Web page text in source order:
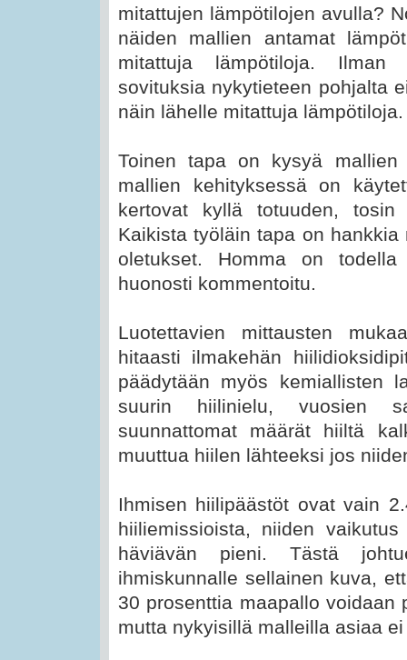
mitattujen lämpötilojen avulla?
näiden mallien antamat
mitattuja lämpötiloja. Ilman
sovituksia nykytieteen pohjalta
näin lähelle mitattuja lämpötiloja.
Toinen tapa on kysyä
mallien kehityksessä on
kertovat kyllä totuuden,
Kaikista työläin tapa on
oletukset. Homma on
huonosti kommentoitu.
Luotettavien mittausten
hitaasti ilmakehän
päädytään myös kemiallisten
suurin hiilinielu, vuosien
suunnattomat määrät hiiltä
muuttua hiilen lähteeksi jos
Ihmisen hiilipäästöt ovat vain
hiiliemissioista, niiden
häviävän pieni. Tästä
ihmiskunnalle sellainen kuva,
30 prosenttia maapallo voidaan
mutta nykyisillä malleilla asiaa